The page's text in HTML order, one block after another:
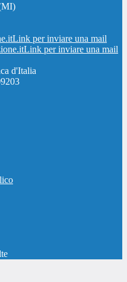
Link per inviare una mail
Link per inviare una mail
d'Italia